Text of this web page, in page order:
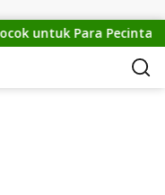
untuk Para Pecinta Off-